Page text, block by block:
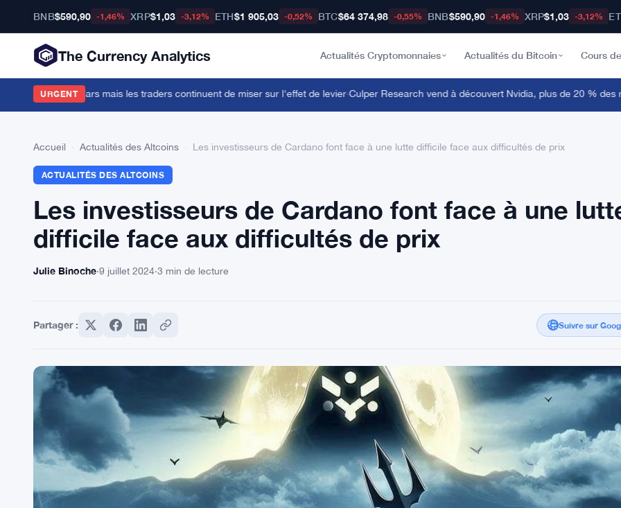
BNB$590,90 -1,46% XRP$1,03 -3,12% ETH$1 905,03 -0,52% BTC$64 374,98 -0,55% BNB$590,90 -1,46% XRP$1,03 -3,12%
The Currency Analytics Actualités Cryptomonnaies Actualités du Bitcoin Cours
URGENT
de dollars mais les traders continuent de miser sur l'effet de levier·Culper Research vend à découvert Nvidia, plus de 20 % des
Accueil Actualités des Altcoins Les investisseurs de Cardano font face à une lutte difficile face aux difficultés de prix
ACTUALITÉS DES ALTCOINS
Les investisseurs de Cardano font face à une
difficile face aux difficultés de prix
Julie Binoche·9 juillet 2024·3 min de lecture
Partager : Suivre sur